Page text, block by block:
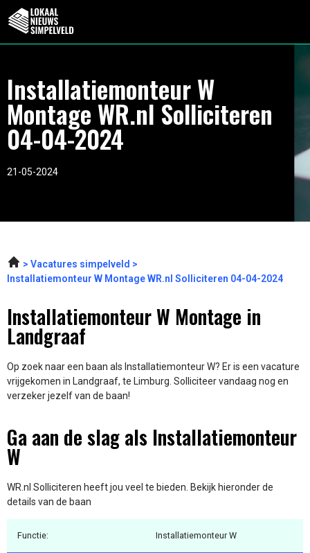
Installatiemonteur W
Montage WR.nl Solliciteren
04-04-2024
21-05-2024
Vacatures simpelveld
Installatiemonteur W Montage WR.nl Solliciteren 04-04-2024
Installatiemonteur W Montage in
Landgraaf
Op zoek naar een baan als Installatiemonteur W? Er is een vacature
vrijgekomen in Landgraaf, te Limburg. Solliciteer vandaag nog en
verzeker jezelf van de baan!
Ga aan de slag als Installatiemonteur
W
WR.nl Solliciteren heeft jou veel te bieden. Bekijk hieronder de
details van de baan
Functie: Installatiemonteur W